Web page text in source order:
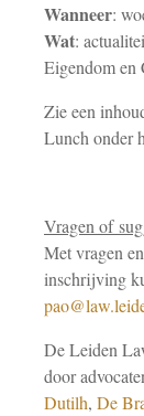
Wanneer:
Wat:
Eigendom en
Zie een
Lunch onder
Vragen of
Met vragen
inschrijving
De Leiden
door
Dutilh, De